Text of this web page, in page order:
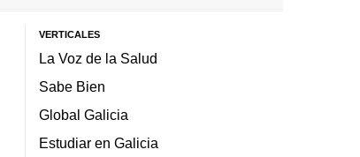
VERTICALES
La Voz de la Salud
Sabe Bien
Global Galicia
Estudiar en Galicia